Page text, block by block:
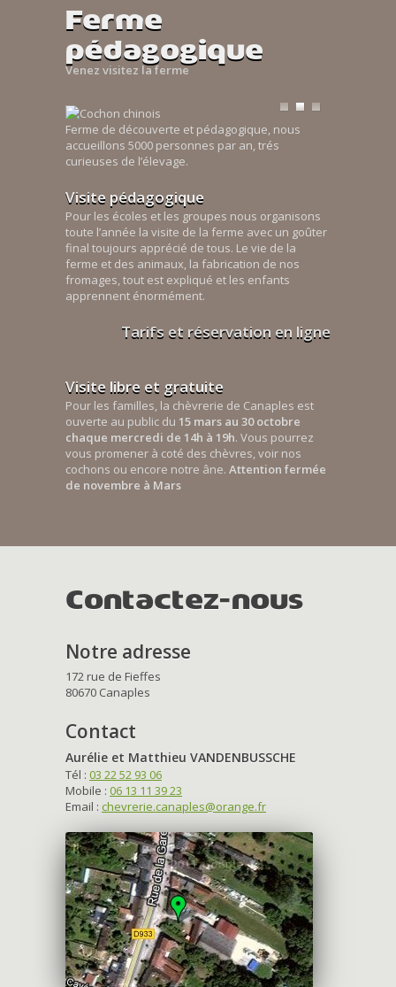
Ferme
pédagogique
Venez visitez la ferme
Ferme de découverte et pédagogique, nous
accueillons 5000 personnes par an, trés
curieuses de l’élevage.
Visite pédagogique
Pour les écoles et les groupes nous organisons
toute l’année la visite de la ferme avec un goûter
final toujours apprécié de tous. Le vie de la
ferme et des animaux, la fabrication de nos
fromages, tout est expliqué et les enfants
apprennent énormément.
Tarifs et réservation en ligne
Visite libre et gratuite
Pour les familles, la chèvrerie de Canaples est
ouverte au public du 15 mars au 30 octobre
chaque mercredi de 14h à 19h. Vous pourrez
vous promener à coté des chèvres, voir nos
cochons ou encore notre âne. Attention fermée
de novembre à Mars
Contactez-nous
Notre adresse
172 rue de Fieffes
80670 Canaples
Contact
Aurélie et Matthieu VANDENBUSSCHE
Tél : 03 22 52 93 06
Mobile : 06 13 11 39 23
Email : chevrerie.canaples@orange.fr